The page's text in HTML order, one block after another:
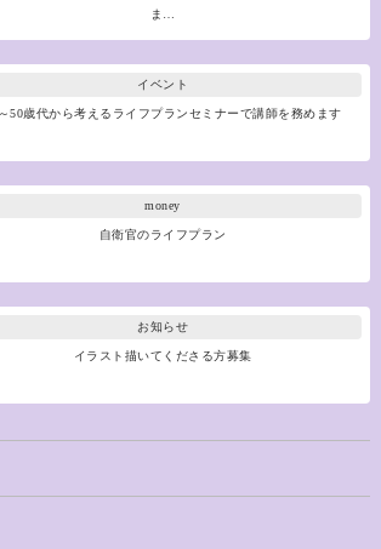
ま…
イベント
50歳代から考えるライフプランセミナーで講師を務めます
money
自衛官のライフプラン
お知らせ
イラスト描いてくださる方募集